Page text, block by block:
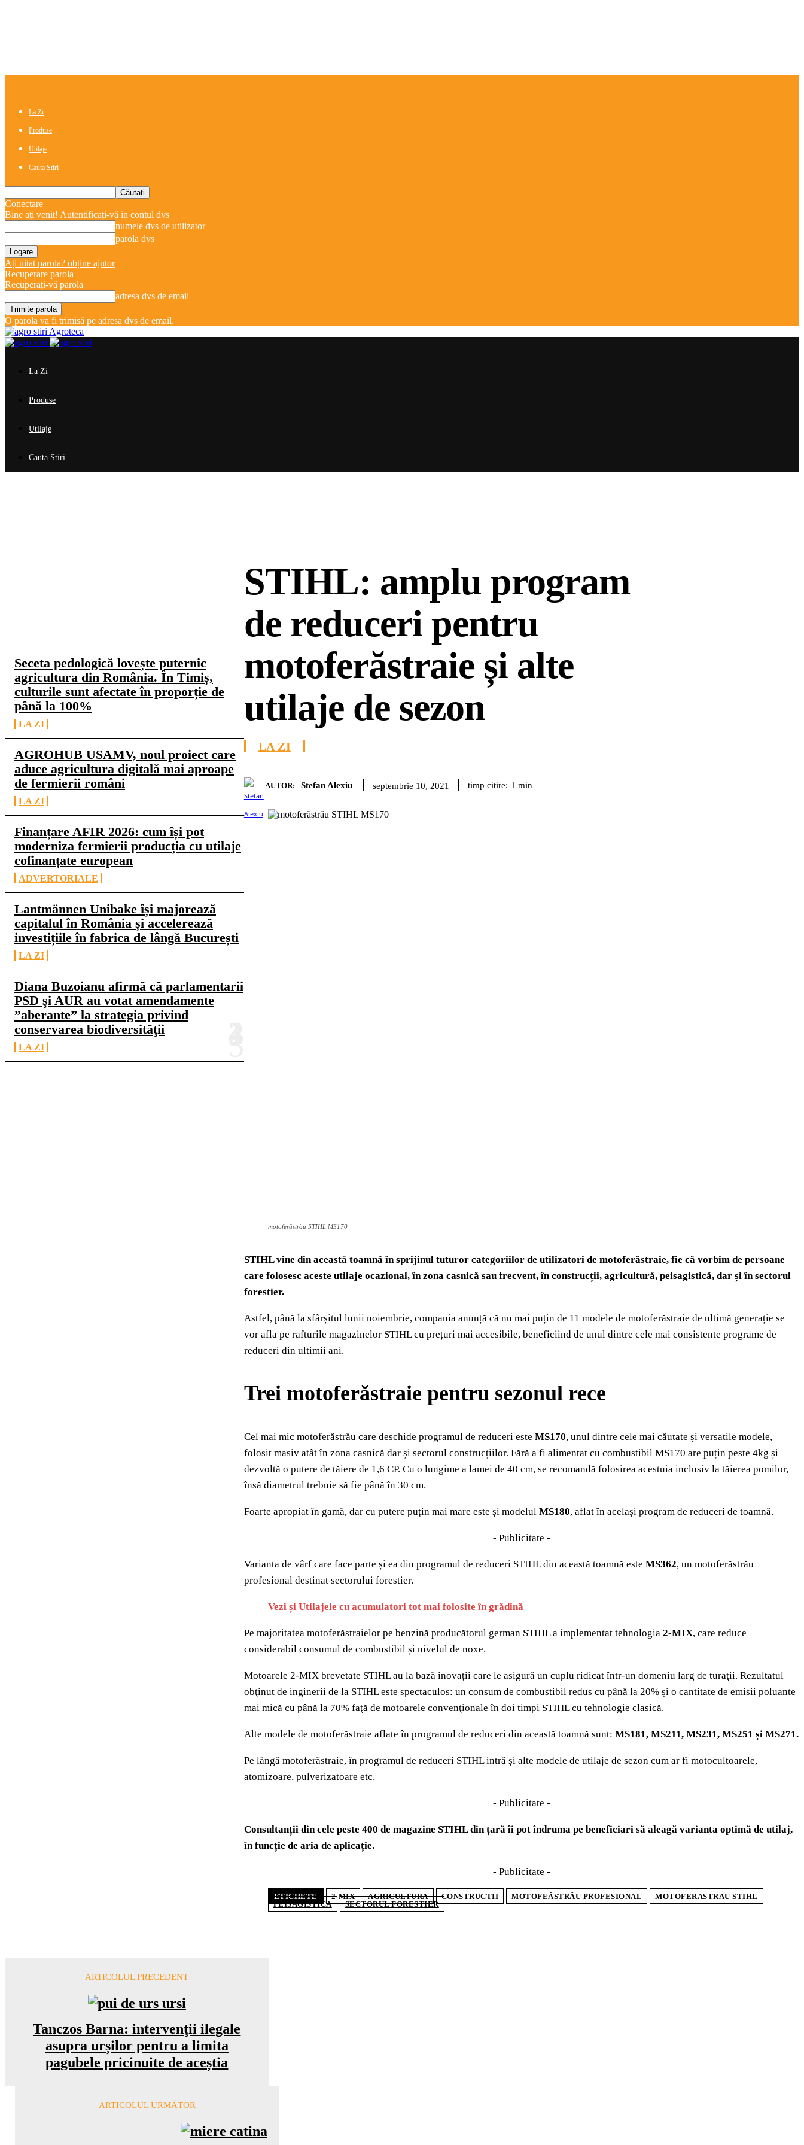
La Zi
Produse
Utilaje
Cauta Stiri
Conectare
Bine ați venit! Autentificați-vă in contul dvs
numele dvs de utilizator
parola dvs
Ați uitat parola? obține ajutor
Recuperare parola
Recuperați-vă parola
adresa dvs de email
O parola va fi trimisă pe adresa dvs de email.
Agroteca
La Zi
Produse
Utilaje
Cauta Stiri
Seceta pedologică lovește puternic
agricultura din România. În Timiș,
culturile sunt afectate în proporție de
până la 100%
LA ZI
AGROHUB USAMV, noul proiect care
aduce agricultura digitală mai aproape
de fermierii români
LA ZI
Finanțare AFIR 2026: cum își pot
moderniza fermierii producția cu utilaje
cofinanțate european
ADVERTORIALE
Lantmännen Unibake își majorează
capitalul în România și accelerează
investițiile în fabrica de lângă București
LA ZI
Diana Buzoianu afirmă că parlamentarii
PSD şi AUR au votat amendamente
”aberante” la strategia privind
conservarea biodiversităţii
LA ZI
STIHL: amplu program
de reduceri pentru
motoferăstraie și alte
utilaje de sezon
LA ZI
AUTOR: Stefan Alexiu septembrie 10, 2021 timp citire: 1 min
motoferăstrău STIHL MS170
STIHL vine din această toamnă în sprijinul tuturor categoriilor de utilizatori de motoferăstraie, fie că vorbim de persoane
care folosesc aceste utilaje ocazional, în zona casnică sau frecvent, în construcții, agricultură, peisagistică, dar și în sectorul
forestier.
Astfel, până la sfârșitul lunii noiembrie, compania anunță că nu mai puțin de 11 modele de motoferăstraie de ultimă generație se
vor afla pe rafturile magazinelor STIHL cu prețuri mai accesibile, beneficiind de unul dintre cele mai consistente programe de
reduceri din ultimii ani.
Trei motoferăstraie pentru sezonul rece
Cel mai mic motoferăstrău care deschide programul de reduceri este MS170, unul dintre cele mai căutate și versatile modele,
folosit masiv atât în zona casnică dar și sectorul construcțiilor. Fără a fi alimentat cu combustibil MS170 are puțin peste 4kg și
dezvoltă o putere de tăiere de 1,6 CP. Cu o lungime a lamei de 40 cm, se recomandă folosirea acestuia inclusiv la tăierea pomilor,
însă diametrul trebuie să fie până în 30 cm.
Foarte apropiat în gamă, dar cu putere puțin mai mare este și modelul MS180, aflat în același program de reduceri de toamnă.
- Publicitate -
Varianta de vârf care face parte și ea din programul de reduceri STIHL din această toamnă este MS362, un motoferăstrău
profesional destinat sectorului forestier.
Vezi și Utilajele cu acumulatori tot mai folosite în grădină
Pe majoritatea motoferăstraielor pe benzină producătorul german STIHL a implementat tehnologia 2-MIX, care reduce
considerabil consumul de combustibil și nivelul de noxe.
Motoarele 2-MIX brevetate STIHL au la bază inovații care le asigură un cuplu ridicat într-un domeniu larg de turaţii. Rezultatul
obţinut de inginerii de la STIHL este spectaculos: un consum de combustibil redus cu până la 20% şi o cantitate de emisii poluante
mai mică cu până la 70% faţă de motoarele convenţionale în doi timpi STIHL cu tehnologie clasică.
Alte modele de motoferăstraie aflate în programul de reduceri din această toamnă sunt: MS181, MS211, MS231, MS251 și MS271.
Pe lângă motoferăstraie, în programul de reduceri STIHL intră și alte modele de utilaje de sezon cum ar fi motocultoarele,
atomizoare, pulverizatoare etc.
- Publicitate -
Consultanții din cele peste 400 de magazine STIHL din țară îi pot îndruma pe beneficiari să aleagă varianta optimă de utilaj,
în funcție de aria de aplicație.
- Publicitate -
ETICHETE 2-MIX AGRICULTURA CONSTRUCTII MOTOFEĂSTRĂU PROFESIONAL
MOTOFERASTRAU STIHL
PEISAGISTICA
SECTORUL FORESTIER
ARTICOLUL PRECEDENT
Tanczos Barna: intervenţii ilegale
asupra urșilor pentru a limita
pagubele pricinuite de aceștia
ARTICOLUL URMĂTOR